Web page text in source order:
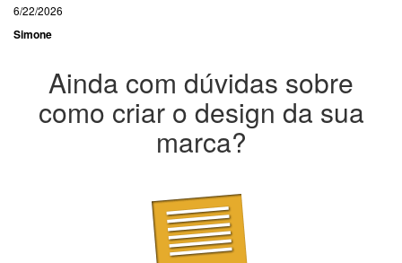
6/22/2026
Simone
Ainda com dúvidas sobre
como criar o design da sua
marca?